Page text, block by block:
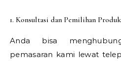
1. Konsultasi dan Pemilihan Produk
Anda bisa
pemasaran kami lewat